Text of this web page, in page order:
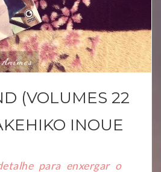
(VOLUMES 22
INOUE
para enxergar o